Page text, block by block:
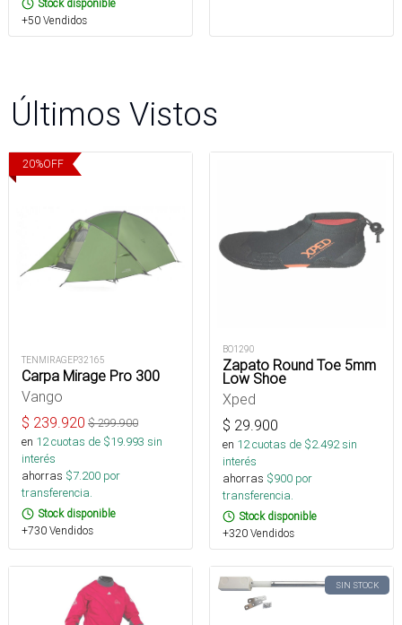
Stock disponible
+50 Vendidos
Últimos Vistos
20%OFF
TENMIRAGEP32165
Carpa Mirage Pro 300
Vango
$ 239.920 $299.900
en 12cuotas de $19.993 sin
interés
ahorras $7.200 por
transferencia.
Stock disponible
+730 Vendidos
BO1290
Zapato Round Toe 5mm
Low Shoe
Xped
$ 29.900
en 12cuotas de $2.492sin
interés
ahorras $900 por
transferencia.
Stock disponible
+320 Vendidos
SIN STOCK